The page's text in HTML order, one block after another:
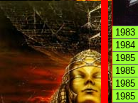
1983
1984
1985
1985
1985
1985